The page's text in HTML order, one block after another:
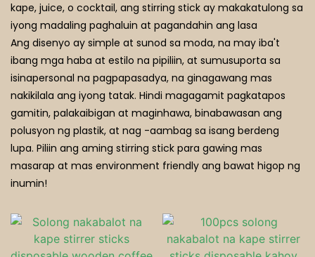
kape, juice, o cocktail, ang stirring stick ay makakatulong sa
iyong madaling paghaluin at pagandahin ang lasa
Ang disenyo ay simple at sunod sa moda, na may iba't
ibang mga haba at estilo na pipiliin, at sumusuporta sa
isinapersonal na pagpapasadya, na ginagawang mas
nakikilala ang iyong tatak. Hindi magagamit pagkatapos
gamitin, palakaibigan at maginhawa, binabawasan ang
polusyon ng plastik, at nag -aambag sa isang berdeng
lupa. Piliin ang aming stirring stick para gawing mas
masarap at mas environment friendly ang bawat higop ng
inumin!